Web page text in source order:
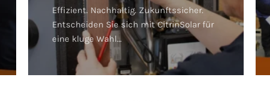
Effizient. Nachhaltig. Zukunftssicher.
Entscheiden Sie sich mit CitrinSolar für
eine kluge Wahl…